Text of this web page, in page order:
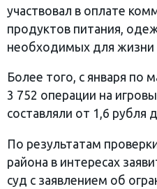
участвовал в оплате
продуктов питания,
необходимых для жизни
Более того, с января по
3 752 операции на
составляли от 1,6 рубля
По результатам
района в интересах
суд с заявлением об